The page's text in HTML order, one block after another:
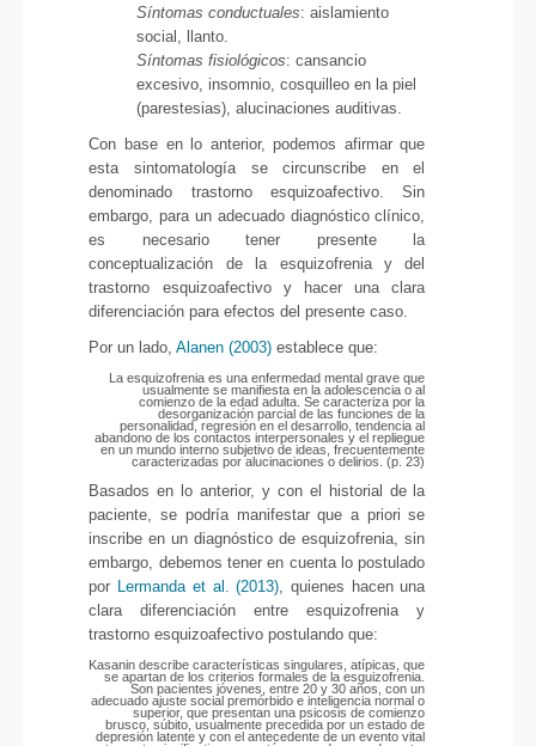
Síntomas conductuales: aislamiento
social, llanto.
Síntomas fisiológicos: cansancio
excesivo, insomnio, cosquilleo en la piel
(parestesias), alucinaciones auditivas.
Con base en lo anterior, podemos afirmar que
esta sintomatología se circunscribe en el
denominado trastorno esquizoafectivo. Sin
embargo, para un adecuado diagnóstico clínico,
es necesario tener presente la
conceptualización de la esquizofrenia y del
trastorno esquizoafectivo y hacer una clara
diferenciación para efectos del presente caso.
Por un lado,Alanen (2003) establece que:
La esquizofrenia es una enfermedad mental grave que
usualmente se manifiesta en la adolescencia o al
comienzo de la edad adulta. Se caracteriza por la
desorganización parcial de las funciones de la
personalidad, regresión en el desarrollo, tendencia al
abandono de los contactos interpersonales y el repliegue
en un mundo interno subjetivo de ideas, frecuentemente
caracterizadas por alucinaciones o delirios. (p. 23)
Basados en lo anterior, y con el historial de la
paciente, se podría manifestar que a priori se
inscribe en un diagnóstico de esquizofrenia, sin
embargo, debemos tener en cuenta lo postulado
por Lermanda et al. (2013), quienes hacen una
clara diferenciación entre esquizofrenia y
trastorno esquizoafectivo postulando que:
Kasanin describe características singulares, atípicas, que
se apartan de los criterios formales de la esquizofrenia.
Son pacientes jóvenes, entre 20 y 30 años, con un
adecuado ajuste social premórbido e inteligencia normal o
superior, que presentan una psicosis de comienzo
brusco, súbito, usualmente precedida por un estado de
depresión latente y con el antecedente de un evento vital